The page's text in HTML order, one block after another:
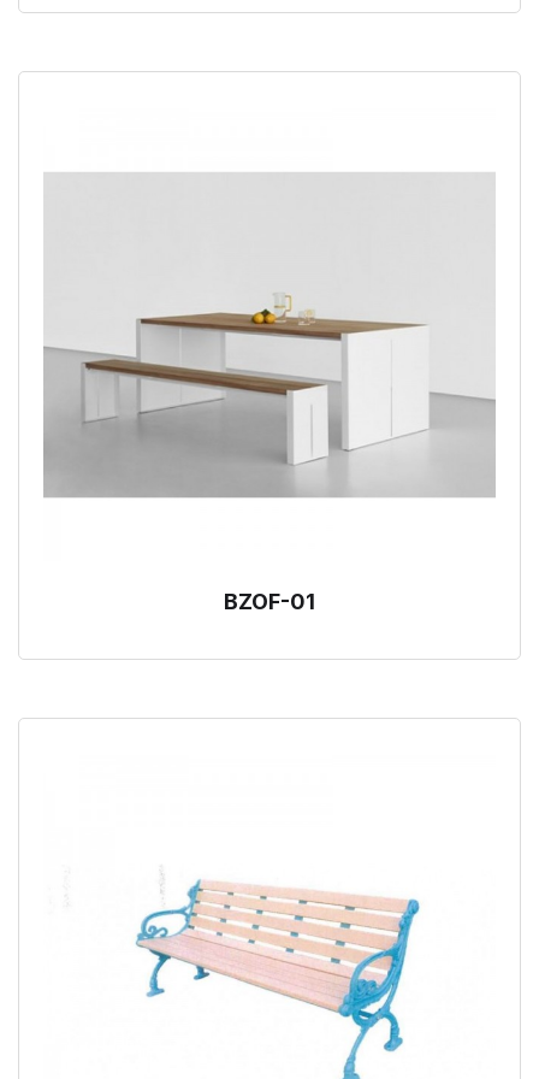
BZOF-01